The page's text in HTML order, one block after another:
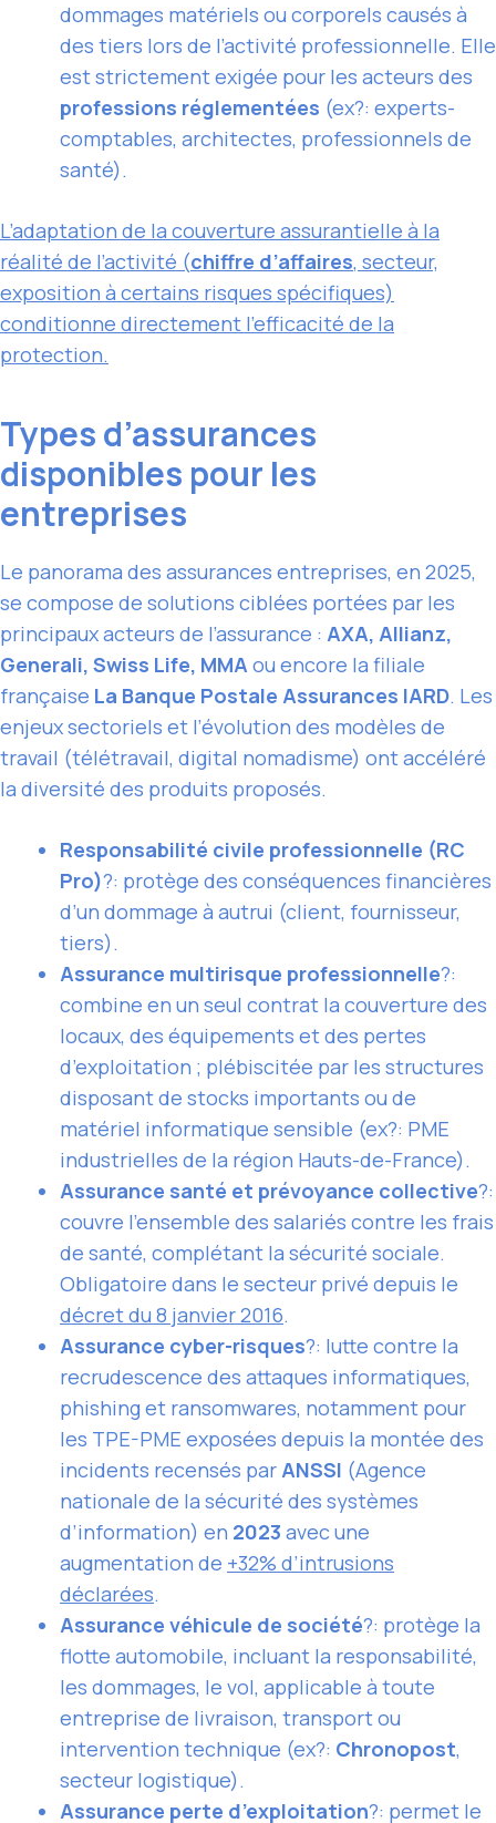
dommages matériels ou corporels causés à
des tiers lors de l’activité professionnelle. Elle
est strictement exigée pour les acteurs des
professions réglementées (ex?: experts-
comptables, architectes, professionnels de
santé).
L’adaptation de la couverture assurantielle à la
réalité de l’activité (chiffre d’affaires, secteur,
exposition à certains risques spécifiques)
conditionne directement l’efficacité de la
protection.
Types d’assurances
disponibles pour les
entreprises
Le panorama des assurances entreprises, en 2025,
se compose de solutions ciblées portées par les
principaux acteurs de l’assurance : AXA, Allianz,
Generali, Swiss Life, MMA ou encore la filiale
française La Banque Postale Assurances IARD. Les
enjeux sectoriels et l’évolution des modèles de
travail (télétravail, digital nomadisme) ont accéléré
la diversité des produits proposés.
Responsabilité civile professionnelle (RC
Pro)?: protège des conséquences financières
d’un dommage à autrui (client, fournisseur,
tiers).
Assurance multirisque professionnelle?:
combine en un seul contrat la couverture des
locaux, des équipements et des pertes
d’exploitation ; plébiscitée par les structures
disposant de stocks importants ou de
matériel informatique sensible (ex?: PME
industrielles de la région Hauts-de-France).
Assurance santé et prévoyance collective?:
couvre l’ensemble des salariés contre les frais
de santé, complétant la sécurité sociale.
Obligatoire dans le secteur privé depuis le
décret du 8 janvier 2016.
Assurance cyber-risques?: lutte contre la
recrudescence des attaques informatiques,
phishing et ransomwares, notamment pour
les TPE-PME exposées depuis la montée des
incidents recensés par ANSSI (Agence
nationale de la sécurité des systèmes
d’information) en 2023 avec une
augmentation de +32% d’intrusions
déclarées.
Assurance véhicule de société?: protège la
flotte automobile, incluant la responsabilité,
les dommages, le vol, applicable à toute
entreprise de livraison, transport ou
intervention technique (ex?: Chronopost,
secteur logistique).
Assurance perte d’exploitation?: permet le